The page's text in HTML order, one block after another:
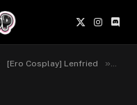
X
(Twitter)
[Ero Cosplay] Lenfried »